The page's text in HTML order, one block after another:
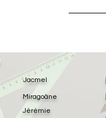
Jacmel
Jérémie
Miragoâne